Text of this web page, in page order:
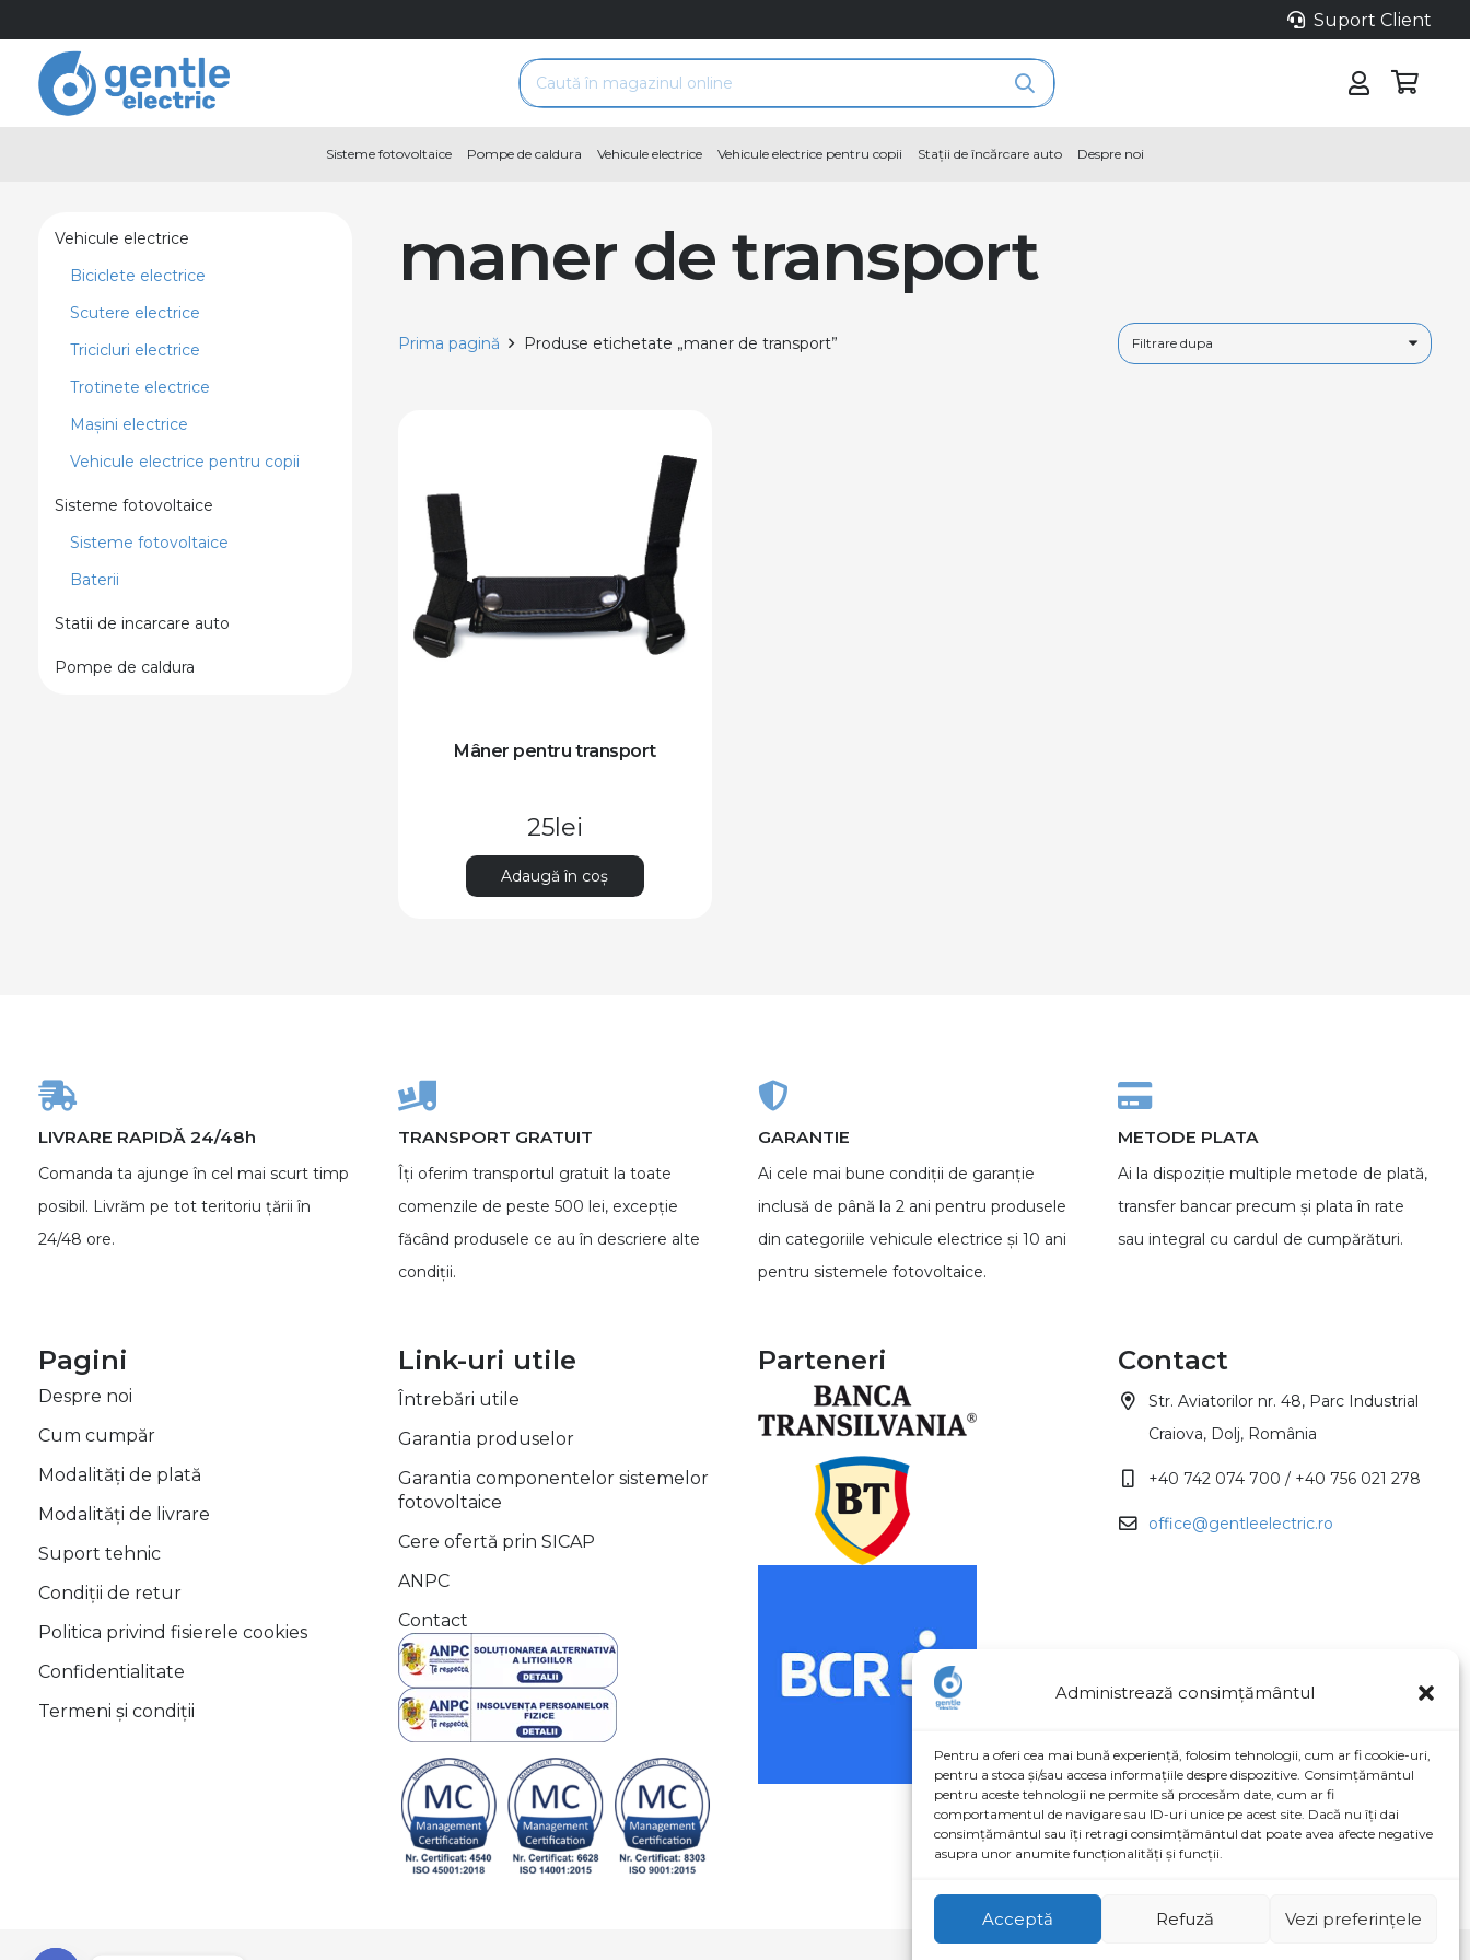
Administrează consimțământul
Pentru a oferi cea mai bună experiență, folosim tehnologii, cum ar fi cookie-uri,
pentru a stoca și/sau accesa informațiile despre dispozitive. Consimțământul
pentru aceste tehnologii ne permite să procesăm date, cum ar fi
comportamentul de navigare sau ID-uri unice pe acest site. Dacă nu îți dai
consimțământul sau îți retragi consimțământul dat poate avea afecte negative
asupra unor anumite funcționalități și funcții.
Acceptă Refuză Vezi preferințele
Suport Client
Sisteme fotovoltaice Pompe de caldura Vehicule electrice Vehicule electrice pentru copii Stații de încărcare auto Despre noi
Vehicule electrice
Biciclete electrice
Scutere electrice
Tricicluri electrice
Trotinete electrice
Mașini electrice
Vehicule electrice pentru copii
Sisteme fotovoltaice
Sisteme fotovoltaice
Baterii
Statii de incarcare auto
Pompe de caldura
maner de transport
Prima pagină Produse etichetate „maner de transport”
Mâner pentru transport
25lei
Adaugă în coș
LIVRARE RAPIDĂ 24/48h
Comanda ta ajunge în cel mai scurt timp
posibil. Livrăm pe tot teritoriu țării în
24/48 ore.
TRANSPORT GRATUIT
Îți oferim transportul gratuit la toate
comenzile de peste 500 lei, excepție
făcând produsele ce au în descriere alte
condiții.
GARANTIE
Ai cele mai bune condiții de garanție
inclusă de până la 2 ani pentru produsele
din categoriile vehicule electrice și 10 ani
pentru sistemele fotovoltaice.
METODE PLATA
Ai la dispoziție multiple metode de plată,
transfer bancar precum și plata în rate
sau integral cu cardul de cumpărături.
Pagini
Despre noi
Cum cumpăr
Modalități de plată
Modalități de livrare
Suport tehnic
Condiții de retur
Politica privind fisierele cookies
Confidentialitate
Termeni și condiții
Link-uri utile
Întrebări utile
Garantia produselor
Garantia componentelor sistemelor
fotovoltaice
Cere ofertă prin SICAP
ANPC
Contact
Parteneri Contact
Str. Aviatorilor nr. 48, Parc Industrial
Craiova, Dolj, România
+40 742 074 700 / +40 756 021 278
office@gentleelectric.ro